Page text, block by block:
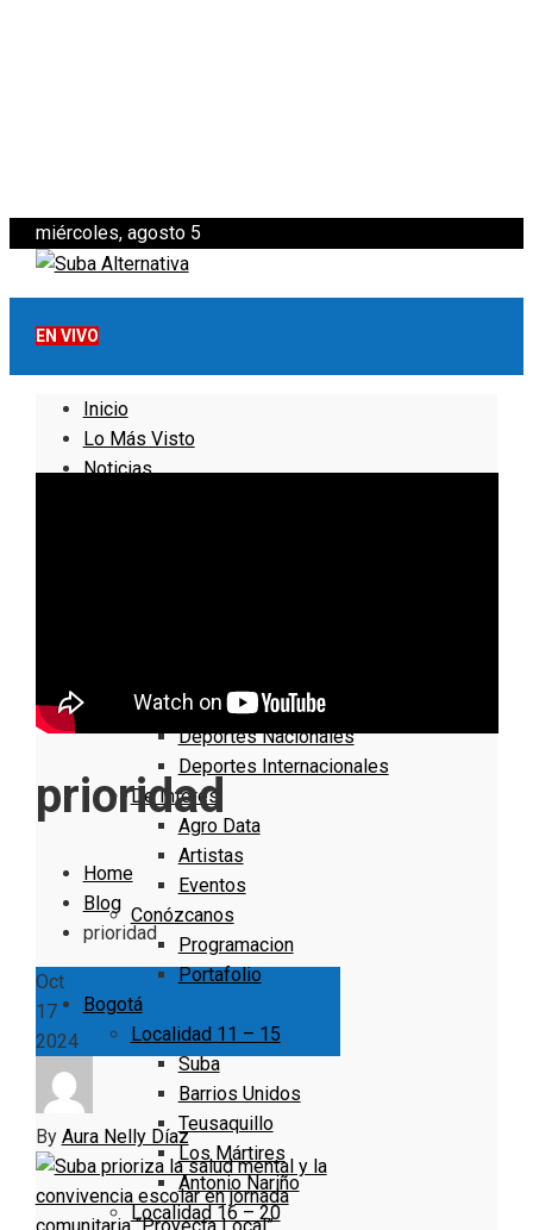
miércoles, agosto 5
EN VIVO
Inicio
Lo Más Visto
Noticias
Deportes Locales
Deportes Nacionales
Deportes Internacionales
De Interés
Agro Data
Artistas
Eventos
Conózcanos
Programacion
Portafolio
Bogotá
Localidad 11 – 15
Suba
Barrios Unidos
Teusaquillo
Los Mártires
Antonio Nariño
Localidad 16 – 20
prioridad
Home
Blog
prioridad
Oct
17
2024
By Aura Nelly Díaz